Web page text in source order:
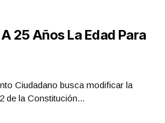
25 Años La Edad Para
Ciudadano busca modificar la
de la Constitución...